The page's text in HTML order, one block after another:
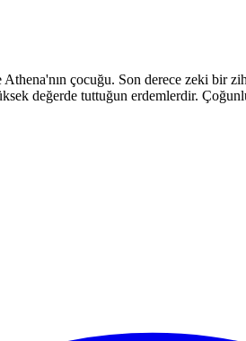
Athena'nın çocuğu. Son derece zeki
değerde tuttuğun erdemlerdir.